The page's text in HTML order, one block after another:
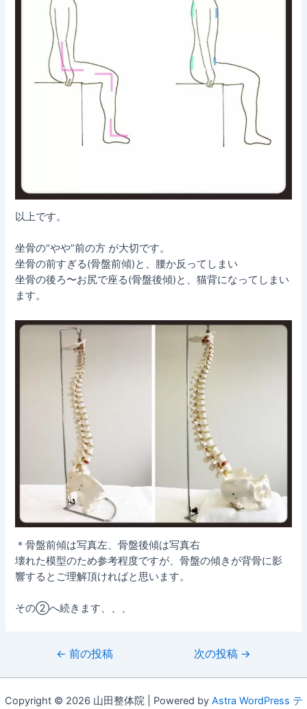
以上です。
坐骨の“やや”前の方 が大切です。
坐骨の前すぎる(骨盤前傾)と、腰か反ってしまい
坐骨の後ろ〜お尻で座る(骨盤後傾)と、猫背になってしまい
ます。
＊骨盤前傾は写真左、骨盤後傾は写真右
壊れた模型のため参考程度ですが、骨盤の傾きが背骨に影
響するとご理解頂ければと思います。
その②へ続きます、、、
ビ
← 前の投稿 次の投稿 →
Copyright © 2026 山田整体院 | Powered by Astra WordPress テ